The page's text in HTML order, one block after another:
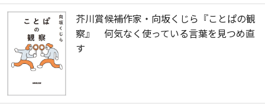
芥川賞候補作家・向坂くじら『ことぱの観
察』 何気なく使っている言葉を見つめ直
す